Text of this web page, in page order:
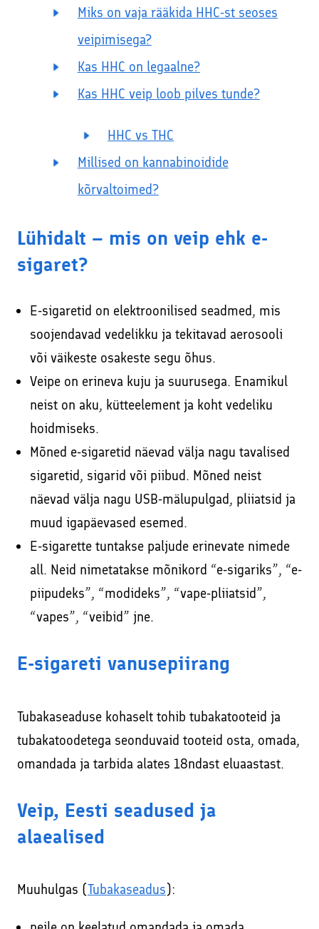
Miks on vaja rääkida HHC-st seoses
veipimisega?
Kas HHC on legaalne?
Kas HHC veip loob pilves tunde?
HHC vs THC
Millised on kannabinoidide
kõrvaltoimed?
Lühidalt – mis on veip ehk e-
sigaret?
E-sigaretid on elektroonilised seadmed, mis
soojendavad vedelikku ja tekitavad aerosooli
või väikeste osakeste segu õhus.
Veipe on erineva kuju ja suurusega. Enamikul
neist on aku, kütteelement ja koht vedeliku
hoidmiseks.
Mõned e-sigaretid näevad välja nagu tavalised
sigaretid, sigarid või piibud. Mõned neist
näevad välja nagu USB-mälupulgad, pliiatsid ja
muud igapäevased esemed.
E-sigarette tuntakse paljude erinevate nimede
all. Neid nimetatakse mõnikord “e-sigariks”, “e-
piipudeks”, “modideks”, “vape-pliiatsid”,
“vapes”, “veibid” jne.
E-sigareti vanusepiirang
Tubakaseaduse kohaselt tohib tubakatooteid ja
tubakatoodetega seonduvaid tooteid osta, omada,
omandada ja tarbida alates 18ndast eluaastast.
Veip, Eesti seadused ja
alaealised
Muuhulgas (Tubakaseadus):